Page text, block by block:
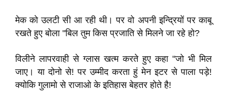
मेक को उलटी सी आ रही थी। पर वो अपनी इन्द्रियों पर काबू
रखते हुए बोला "बिल तुम किस प्रजाति से मिलने जा रहे हो?
विलीने लापरवाही से ग्लास खत्म करते हुए कहा "जो भी मिल
जाए। या दोनो से! पर उम्मीद करता हुं मेन इटर से पाला पड़े!
क्योकि गुलामो से राजाओ के इतिहास बेहतर होते है!